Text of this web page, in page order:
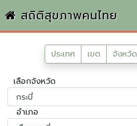
สถิติสุขภาพคนไทย
ประเทศ เขต จังหวัด
เลือกจังหวัด
อำเภอ